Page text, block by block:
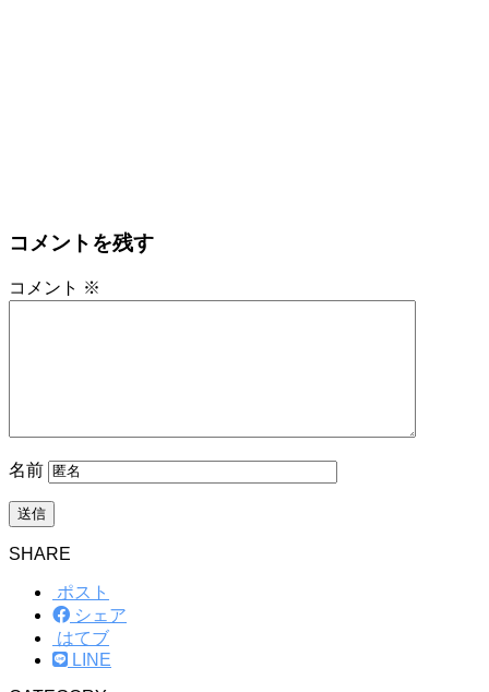
コメントを残す
コメント ※
名前
SHARE
ポスト
シェア
はてブ
LINE